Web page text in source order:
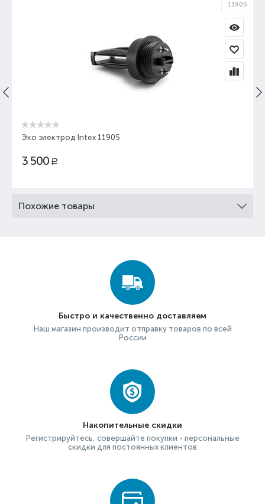
11905
Эко электрод Intex 11905
3 500 Р
Похожие товары
Быстро и качественно доставляем
Наш магазин производит отправку товаров по всей
России
Накопительные скидки
Регистрируйтесь, совершайте покупки - персональные
скидки для постоянных клиентов